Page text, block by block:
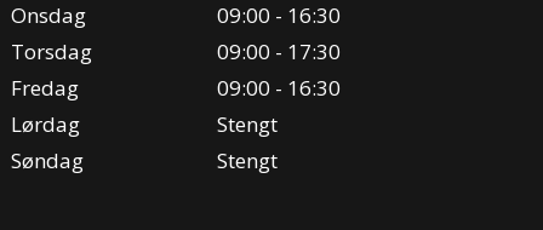
Onsdag
09:00 - 16:30
Torsdag
09:00 - 17:30
Fredag
09:00 - 16:30
Lørdag
Stengt
Søndag
Stengt